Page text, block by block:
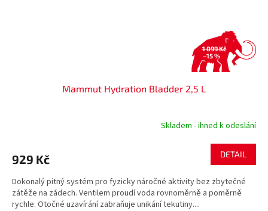
1 099 Kč
–15 %
Mammut Hydration Bladder 2,5 L
Skladem - ihned k odeslání
929 Kč DETAIL
Dokonalý pitný systém pro fyzicky náročné aktivity bez zbytečné
zátěže na zádech. Ventilem proudí voda rovnoměrně a poměrně
rychle. Otočné uzavírání zabraňuje unikání tekutiny....